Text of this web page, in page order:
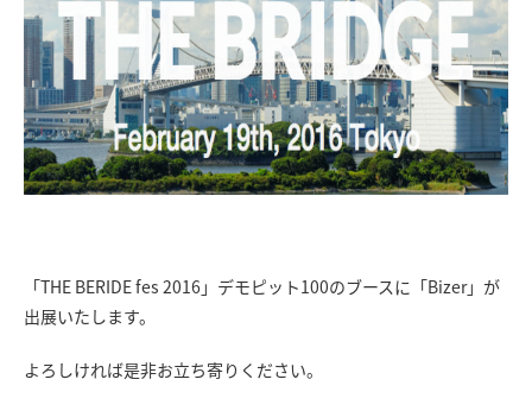
「THE BERIDE fes 2016」デモピット100のブースに「Bizer」が
出展いたします。
よろしければ是非お立ち寄りください。